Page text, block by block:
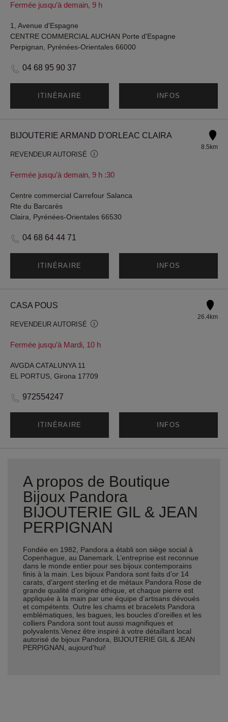
Fermée jusqu’à demain, 9 h
1, Avenue d'Espagne
CENTRE COMMERCIAL AUCHAN Porte d'Espagne
Perpignan, Pyrénées-Orientales 66000
04 68 95 90 37
ITINÉRAIRE INFOS
BIJOUTERIE ARMAND D'ORLEAC CLAIRA
REVENDEUR AUTORISÉ
Fermée jusqu’à demain, 9 h :30
8.5km
Centre commercial Carrefour Salanca
Rte du Barcarès
Claira, Pyrénées-Orientales 66530
04 68 64 44 71
ITINÉRAIRE INFOS
CASA POUS
REVENDEUR AUTORISÉ
Fermée jusqu’à Mardi, 10 h
26.4km
AVGDA CATALUNYA 11
EL PORTUS, Girona 17709
972554247
ITINÉRAIRE INFOS
A propos de Boutique
Bijoux Pandora
BIJOUTERIE GIL & JEAN
PERPIGNAN
Fondée en 1982, Pandora a établi son siège social à
Copenhague, au Danemark. L’entreprise est reconnue
dans le monde entier pour ses bijoux contemporains
finis à la main. Les bijoux Pandora sont faits d’or 14
carats, d’argent sterling et de métaux Pandora Rose de
grande qualité d’origine éthique, et chaque pierre est
appliquée à la main par une équipe d’artisans dévoués
et compétents. Outre les chams et bracelets Pandora
emblématiques, les bagues, les boucles d’oreilles et les
colliers Pandora sont tout aussi magnifiques et
polyvalents.Venez être inspiré à votre détaillant local
autorisé de bijoux Pandora, BIJOUTERIE GIL & JEAN
PERPIGNAN, aujourd'hui!